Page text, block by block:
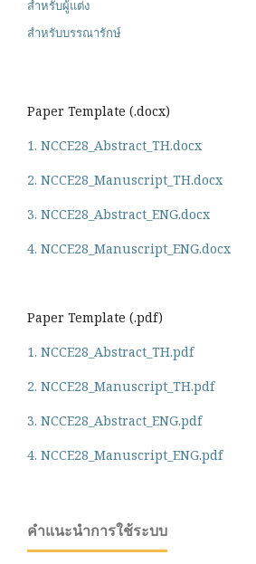
สำหรับผู้แต่ง
สำหรับบรรณารักษ์
Paper Template (.docx)
1. NCCE28_Abstract_TH.docx
2. NCCE28_Manuscript_TH.docx
3. NCCE28_Abstract_ENG.docx
4. NCCE28_Manuscript_ENG.docx
Paper Template (.pdf)
1. NCCE28_Abstract_TH.pdf
2. NCCE28_Manuscript_TH.pdf
3. NCCE28_Abstract_ENG.pdf
4. NCCE28_Manuscript_ENG.pdf
คำแนะนำการใช้ระบบ